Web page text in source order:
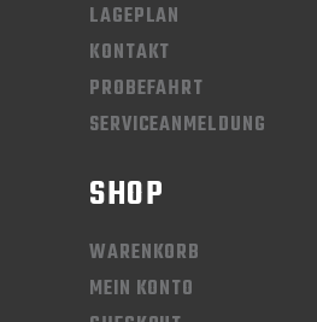
LAGEPLAN
KONTAKT
PROBEFAHRT
SERVICEANMELDUNG
SHOP
WARENKORB
MEIN KONTO